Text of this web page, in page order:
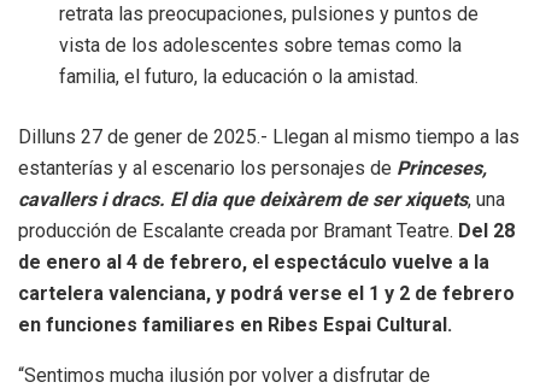
retrata las preocupaciones, pulsiones y puntos de
vista de los adolescentes sobre temas como la
familia, el futuro, la educación o la amistad.
Dilluns 27 de gener de 2025.- Llegan al mismo tiempo a las
estanterías y al escenario los personajes de Princeses,
cavallers i dracs. El dia que deixàrem de ser xiquets, una
producción de Escalante creada por Bramant Teatre. Del 28
de enero al 4 de febrero, el espectáculo vuelve a la
cartelera valenciana, y podrá verse el 1 y 2 de febrero
en funciones familiares en Ribes Espai Cultural.
“Sentimos mucha ilusión por volver a disfrutar de